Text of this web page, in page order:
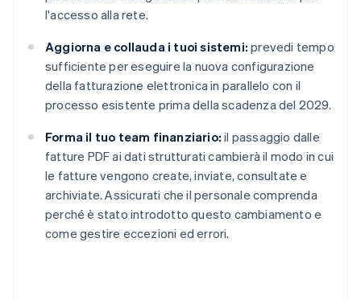
l'accesso alla rete.
Aggiorna e collauda i tuoi sistemi: prevedi tempo
sufficiente per eseguire la nuova configurazione
della fatturazione elettronica in parallelo con il
processo esistente prima della scadenza del 2029.
Forma il tuo team finanziario: il passaggio dalle
fatture PDF ai dati strutturati cambierà il modo in cui
le fatture vengono create, inviate, consultate e
archiviate. Assicurati che il personale comprenda
perché è stato introdotto questo cambiamento e
come gestire eccezioni ed errori.